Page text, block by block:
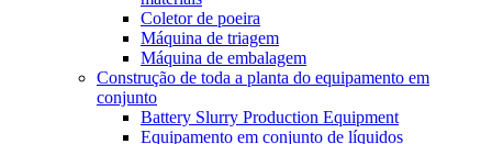
Coletor de poeira
Máquina de triagem
Máquina de embalagem
Construção de toda a planta do equipamento em
conjunto
Battery Slurry Production Equipment
Equipamento em conjunto de líquidos